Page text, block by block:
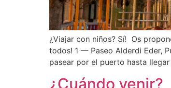
¿Viajar con niños? Sí! Os
todos! 1 — Paseo Alderdi Eder,
pasear por el puerto hasta
¿Cuándo venir?